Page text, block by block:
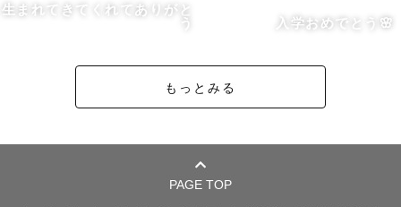
公式LINEは画面下部にございます。
˗ˋˏ　撮影後　ˎˊ˗
生まれてきてくれてありがと
う
入学おめでとう🌸
もっとみる
PAGE TOP